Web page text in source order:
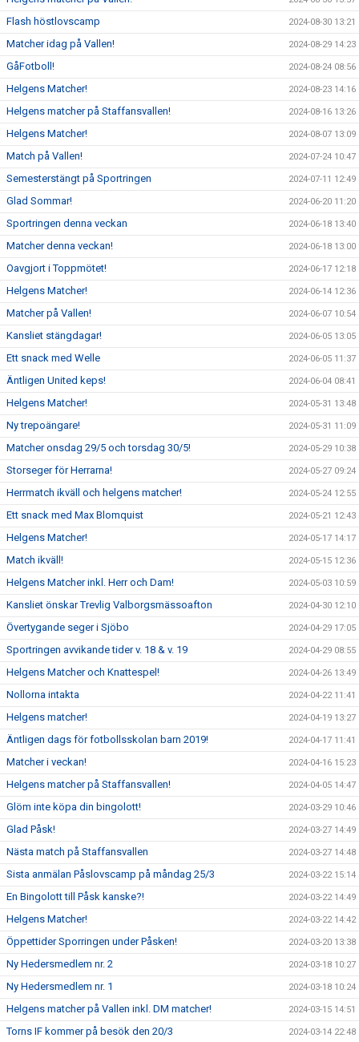
Flash höstlovscamp 2024-08-30 13:21
Matcher idag på Vallen! 2024-08-29 14:23
GåFotboll! 2024-08-24 08:56
Helgens Matcher! 2024-08-23 14:16
Helgens matcher på Staffansvallen! 2024-08-16 13:26
Helgens Matcher! 2024-08-07 13:09
Match på Vallen! 2024-07-24 10:47
Semesterstängt på Sportringen 2024-07-11 12:49
Glad Sommar! 2024-06-20 11:20
Sportringen denna veckan 2024-06-18 13:40
Matcher denna veckan! 2024-06-18 13:00
Oavgjort i Toppmötet! 2024-06-17 12:18
Helgens Matcher! 2024-06-14 12:36
Matcher på Vallen! 2024-06-07 10:54
Kansliet stängdagar! 2024-06-05 13:05
Ett snack med Welle 2024-06-05 11:37
Äntligen United keps! 2024-06-04 08:41
Helgens Matcher! 2024-05-31 13:48
Ny trepoängare! 2024-05-31 11:09
Matcher onsdag 29/5 och torsdag 30/5! 2024-05-29 10:38
Storseger för Herrarna! 2024-05-27 09:24
Herrmatch ikväll och helgens matcher! 2024-05-24 12:55
Ett snack med Max Blomquist 2024-05-21 12:43
Helgens Matcher! 2024-05-17 14:17
Match ikväll! 2024-05-15 12:36
Helgens Matcher inkl. Herr och Dam! 2024-05-03 10:59
Kansliet önskar Trevlig Valborgsmässoafton 2024-04-30 12:10
Övertygande seger i Sjöbo 2024-04-29 17:05
Sportringen avvikande tider v. 18 & v. 19 2024-04-29 08:55
Helgens Matcher och Knattespel! 2024-04-26 13:49
Nollorna intakta 2024-04-22 11:41
Helgens matcher! 2024-04-19 13:27
Äntligen dags för fotbollsskolan barn 2019! 2024-04-17 11:41
Matcher i veckan! 2024-04-16 15:23
Helgens matcher på Staffansvallen! 2024-04-05 14:47
Glöm inte köpa din bingolott! 2024-03-29 10:46
Glad Påsk! 2024-03-27 14:49
Nästa match på Staffansvallen 2024-03-27 14:48
Sista anmälan Påslovscamp på måndag 25/3 2024-03-22 15:14
En Bingolott till Påsk kanske?! 2024-03-22 14:49
Helgens Matcher! 2024-03-22 14:42
Öppettider Sporringen under Påsken! 2024-03-20 13:38
Ny Hedersmedlem nr. 2 2024-03-18 10:27
Ny Hedersmedlem nr. 1 2024-03-18 10:24
Helgens matcher på Vallen inkl. DM matcher! 2024-03-15 14:51
Torns IF kommer på besök den 20/3 2024-03-14 22:48